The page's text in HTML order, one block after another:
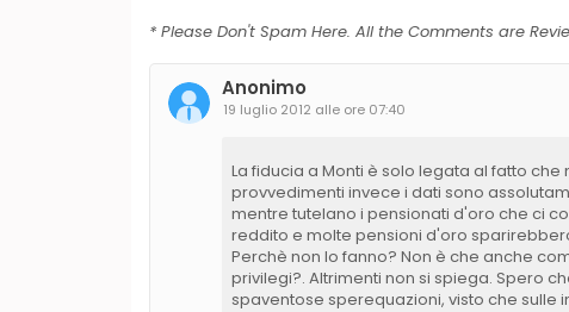
* Please Don't Spam Here. All the Comments are
Anonimo
19 luglio 2012 alle ore 07:40
La fiducia a Monti è solo legata al fatto
provvedimenti invece i dati sono
mentre tutelano i pensionati d'oro che ci
reddito e molte pensioni d'oro
Perchè non lo fanno? Non è che anche
privilegi?. Altrimenti non si spiega. Spero
spaventose sperequazioni, visto che sulle